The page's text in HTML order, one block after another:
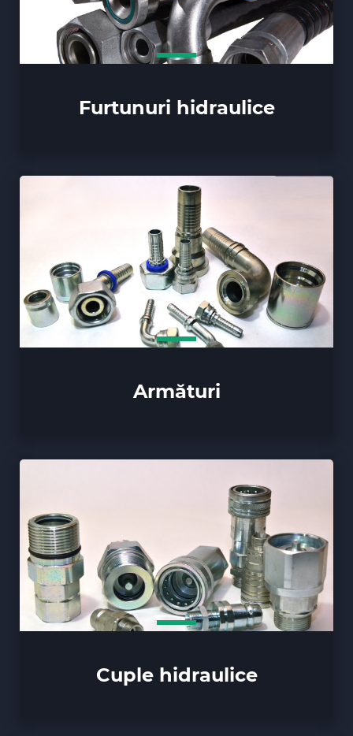
Furtunuri hidraulice
Armături
Cuple hidraulice